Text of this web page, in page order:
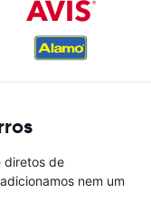
diretos de
nem um